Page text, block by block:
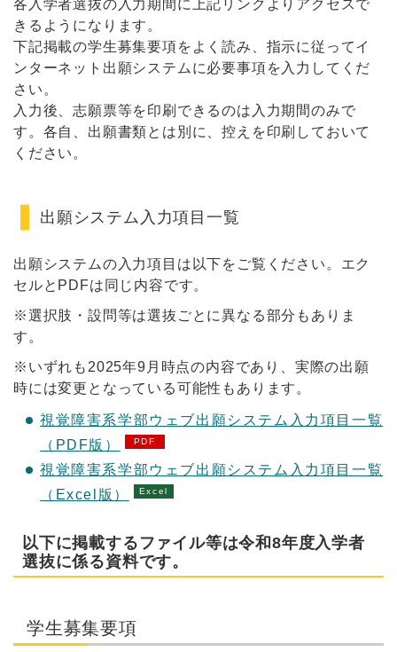
各入学者選抜の入力期間に上記リンクよりアクセスで
きるようになります。
下記掲載の学生募集要項をよく読み、指示に従ってイ
ンターネット出願システムに必要事項を入力してくだ
さい。
入力後、志願票等を印刷できるのは入力期間のみで
す。各自、出願書類とは別に、控えを印刷しておいて
ください。
出願システム入力項目一覧
出願システムの入力項目は以下をご覧ください。エク
セルとPDFは同じ内容です。
※選択肢・設問等は選抜ごとに異なる部分もありま
す。
※いずれも2025年9月時点の内容であり、実際の出願
時には変更となっている可能性もあります。
視覚障害系学部ウェブ出願システム入力項目一覧
（PDF版）
視覚障害系学部ウェブ出願システム入力項目一覧
（Excel版）
以下に掲載するファイル等は令和8年度入学者
選抜に係る資料です。
学生募集要項